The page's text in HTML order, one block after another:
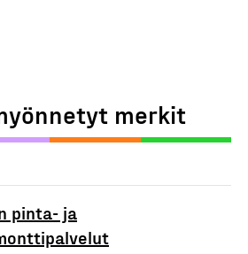
merkit
pinta- ja